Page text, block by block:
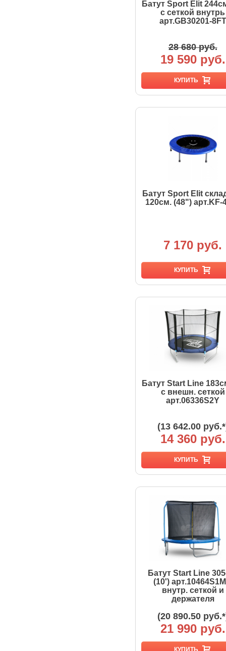
Батут Sport Elit
с сеткой внутрь
арт.GB30201-8FT
28 680 руб.
19 590 руб.
КУПИТЬ
Батут Sport Elit
120см. (48") арт.KF-
7 170 руб.
КУПИТЬ
Батут Start Line
с внешн. сеткой
арт.06336S2Y
(13 642.00
14 360 руб.
КУПИТЬ
Батут Start Line
(10')
внутр. сеткой и
держателя
(20 890.50
21 990 руб.
КУПИТЬ